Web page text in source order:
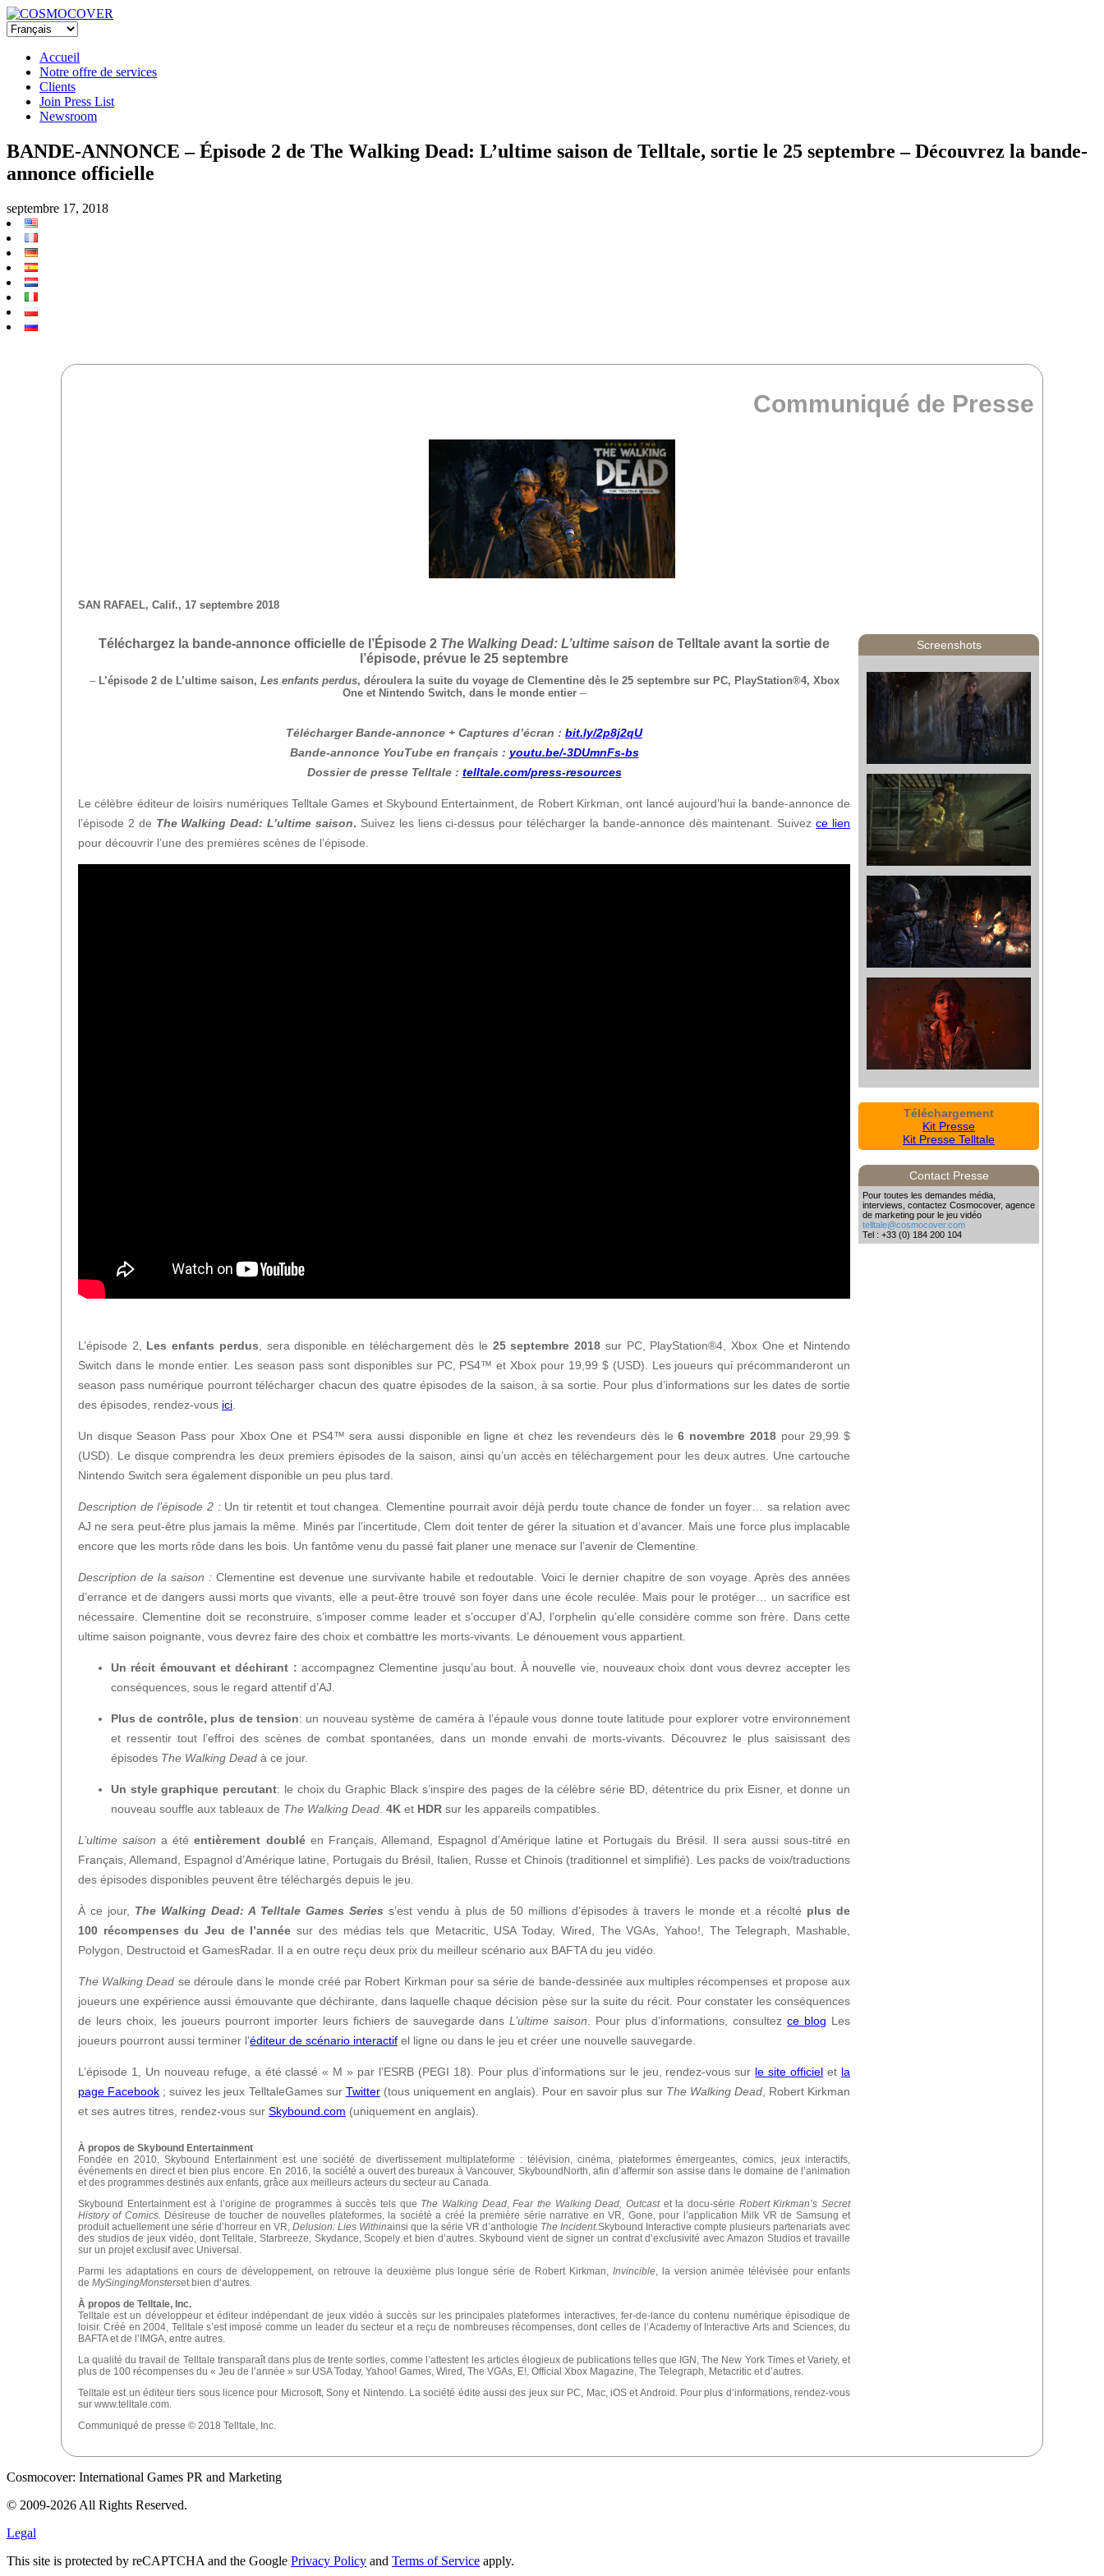
Accueil
Notre offre de services
Clients
Join Press List
Newsroom
BANDE-ANNONCE – Épisode 2 de The Walking Dead: L’ultime saison de Telltale, sortie le 25 septembre – Découvrez la bande-
annonce officielle
septembre 17, 2018
Communiqué de Presse
SAN RAFAEL, Calif., 17 septembre 2018
Téléchargez la bande-annonce officielle de l’Épisode 2 The Walking Dead: L’ultime saison de Telltale avant la sortie de
l’épisode, prévue le 25 septembre
– L’épisode 2 de L’ultime saison, Les enfants perdus, déroulera la suite du voyage de Clementine dès le 25 septembre sur PC, PlayStation®4, Xbox
One et Nintendo Switch, dans le monde entier –
Télécharger Bande-annonce + Captures d’écran : bit.ly/2p8j2qU
Bande-annonce YouTube en français : youtu.be/-3DUmnFs-bs
Dossier de presse Telltale : telltale.com/press-resources
Le célèbre éditeur de loisirs numériques Telltale Games et Skybound Entertainment, de Robert Kirkman, ont lancé aujourd’hui la bande-annonce de
l’épisode 2 de The Walking Dead: L’ultime saison. Suivez les liens ci-dessus pour télécharger la bande-annonce dès maintenant. Suivezce lien
pour découvrir l’une des premières scènes de l’épisode.
L’épisode 2, Les enfants perdus , sera disponible en téléchargement dès le 25 septembre 2018 sur PC, PlayStation®4, Xbox One et Nintendo
Switch dans le monde entier. Les season pass sont disponibles sur PC, PS4™ et Xbox pour 19,99 $ (USD). Les joueurs qui précommanderont un
season pass numérique pourront télécharger chacun des quatre épisodes de la saison, à sa sortie. Pour plus d’informations sur les dates de sortie
des épisodes, rendez-vous ici
Un disque Season Pass pour Xbox One et PS4™ sera aussi disponible en ligne et chez les revendeurs dès le6 novembre 2018pour 29,99 $
(USD). Le disque comprendra les deux premiers épisodes de la saison, ainsi qu’un accès en téléchargement pour les deux autres. Une cartouche
Nintendo Switch sera également disponible un peu plus tard.
Description de l’épisode 2 :Un tir retentit et tout changea. Clementine pourrait avoir déjà perdu toute chance de fonder un foyer… sa relation avec
AJ ne sera peut-être plus jamais la même. Minés par l’incertitude, Clem doit tenter de gérer la situation et d’avancer. Mais une force plus implacable
encore que les morts rôde dans les bois. Un fantôme venu du passé fait planer une menace sur l’avenir de Clementine.
Description de la saison : Clementine est devenue une survivante habile et redoutable. Voici le dernier chapitre de son voyage. Après des années
d’errance et de dangers aussi morts que vivants, elle a peut-être trouvé son foyer dans une école reculée. Mais pour le protéger… un sacrifice est
nécessaire. Clementine doit se reconstruire, s’imposer comme leader et s’occuper d’AJ, l’orphelin qu’elle considère comme son frère. Dans cette
ultime saison poignante, vous devrez faire des choix et combattre les morts-vivants. Le dénouement vous appartient.
Un récit émouvant et déchirant : accompagnez Clementine jusqu’au bout. À nouvelle vie, nouveaux choix dont vous devrez accepter les
conséquences, sous le regard attentif d’AJ.
Plus de contrôle, plus de tension: un nouveau système de caméra à l’épaule vous donne toute latitude pour explorer votre environnement
et ressentir tout l’effroi des scènes de combat spontanées, dans un monde envahi de morts-vivants. Découvrez le plus saisissant des
épisodes The Walking Dead à ce jour.
Un style graphique percutant: le choix du Graphic Black s’inspire des pages de la célèbre série BD, détentrice du prix Eisner, et donne un
nouveau souffle aux tableaux de The Walking Dead 4K et HDR sur les appareils compatibles.
L’ultime saison a étéentièrement doubléen Français, Allemand, Espagnol d’Amérique latine et Portugais du Brésil. Il sera aussi sous-titré en
Français, Allemand, Espagnol d’Amérique latine, Portugais du Brésil, Italien, Russe et Chinois (traditionnel et simplifié). Les packs de voix/traductions
des épisodes disponibles peuvent être téléchargés depuis le jeu.
À ce jour, The Walking Dead: A Telltale Games Series s’est vendu à plus de 50 millions d’épisodes à travers le monde et a récolté plus de
100 récompenses du Jeu de l’année sur des médias tels que Metacritic, USA Today, Wired, The VGAs, Yahoo!, The Telegraph, Mashable,
Polygon, Destructoid et GamesRadar. Il a en outre reçu deux prix du meilleur scénario aux BAFTA du jeu vidéo.
The Walking Dead se déroule dans le monde créé par Robert Kirkman pour sa série de bande-dessinée aux multiples récompenses et propose aux
joueurs une expérience aussi émouvante que déchirante, dans laquelle chaque décision pèse sur la suite du récit. Pour constater les conséquences
de leurs choix, les joueurs pourront importer leurs fichiers de sauvegarde dansL’ultime saison . Pour plus d’informations, consultezce blog Les
joueurs pourront aussi terminer l’éditeur de scénario interactif el ligne ou dans le jeu et créer une nouvelle sauvegarde.
L’épisode 1, Un nouveau refuge, a été classé « M » par l’ESRB (PEGI 18). Pour plus d’informations sur le jeu, rendez-vous sur le site officiel et la
page Facebook ; suivez les jeux TelltaleGames sur Twitter(tous uniquement en anglais). Pour en savoir plus sur The Walking Dead, Robert Kirkman
et ses autres titres, rendez-vous sur Skybound.com (uniquement en anglais).
À propos de Skybound Entertainment
Fondée en 2010, Skybound Entertainment est une société de divertissement multiplateforme : télévision, cinéma, plateformes émergeantes, comics, jeux interactifs,
événements en direct et bien plus encore. En 2016, la société a ouvert des bureaux à Vancouver, SkyboundNorth, afin d’affermir son assise dans le domaine de l’animation
et des programmes destinés aux enfants, grâce aux meilleurs acteurs du secteur au Canada.
Skybound Entertainment est à l’origine de programmes à succès tels que The Walking Dead,Fear the Walking Dead, Outcastet la docu-série Robert Kirkman’s Secret
History of Comics. Désireuse de toucher de nouvelles plateformes, la société a créé la première série narrative en VR, Gone, pour l’application Milk VR de Samsung et
produit actuellement une série d’horreur en VR, Delusion: Lies Withinainsi que la série VR d’anthologie The Incident.Skybound Interactive compte plusieurs partenariats avec
des studios de jeux vidéo, dont Telltale, Starbreeze, Skydance, Scopely et bien d’autres. Skybound vient de signer un contrat d’exclusivité avec Amazon Studios et travaille
sur un projet exclusif avec Universal.
Parmi les adaptations en cours de développement, on retrouve la deuxième plus longue série de Robert Kirkman, Invincible, la version animée télévisée pour enfants
de MySingingMonsterset bien d’autres.
À propos de Telltale, Inc.
Telltale est un développeur et éditeur indépendant de jeux vidéo à succès sur les principales plateformes interactives, fer-de-lance du contenu numérique épisodique de
loisir. Créé en 2004, Telltale s’est imposé comme un leader du secteur et a reçu de nombreuses récompenses, dont celles de l’Academy of Interactive Arts and Sciences, du
BAFTA et de l’IMGA, entre autres.
La qualité du travail de Telltale transparaît dans plus de trente sorties, comme l’attestent les articles élogieux de publications telles que IGN, The New York Times et Variety, et
plus de 100 récompenses du « Jeu de l’année » sur USA Today, Yahoo! Games, Wired, The VGAs, E!, Official Xbox Magazine, The Telegraph, Metacritic et d’autres.
Telltale est un éditeur tiers sous licence pour Microsoft, Sony et Nintendo. La société édite aussi des jeux sur PC, Mac, iOS et Android. Pour plus d’informations, rendez-vous
sur www.telltale.com.
Communiqué de presse © 2018 Telltale, Inc.
Screenshots
Téléchargement
Kit Presse
Kit Presse Telltale
Contact Presse
Pour toutes les demandes média,
interviews, contactez Cosmocover, agence
de marketing pour le jeu vidéo
telltale@cosmocover.com
Tel : +33 (0) 184 200 104
Cosmocover: International Games PR and Marketing
© 2009-2026 All Rights Reserved.
Legal
This site is protected by reCAPTCHA and the Google Privacy Policy and Terms of Service apply.